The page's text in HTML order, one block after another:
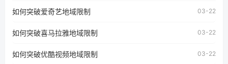
地区及版权限制问题，且仅能在中国大陆地区播放。 遇到这
户收听网易云音乐地区版权限制」的问题，无论人在香港、
工作、留学、定居等，都可以使用，不再因地区和版权限制
所困扰。
如何突破爱奇艺地域限制 03-22
如何突破喜马拉雅地域限制 03-22
如何突破优酷视频地域限制 03-22